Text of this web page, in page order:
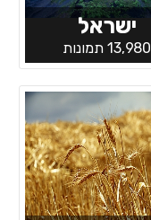
ישראל
13,980 תמונות